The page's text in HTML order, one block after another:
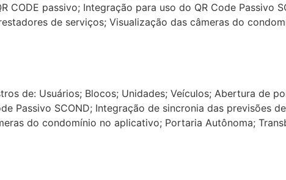
CODE passivo; Integração para uso do QR Code Passivo
de serviços; Visualização das câmeras do
de: Usuários; Blocos; Unidades; Veículos; Abertura de
Passivo SCOND; Integração de sincronia das previsões
do condomínio no aplicativo; Portaria Autônoma;